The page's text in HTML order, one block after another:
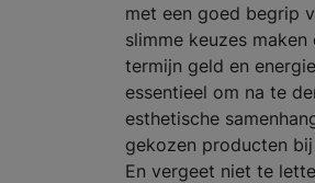
met een goed begrip
slimme keuzes
termijn geld en
essentieel om na te
esthetische
gekozen producten
En vergeet niet te